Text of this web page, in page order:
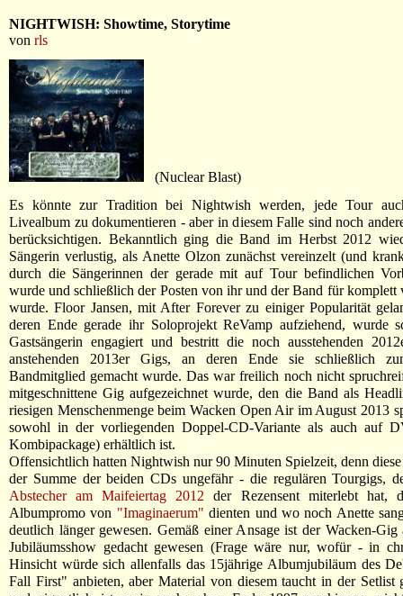
NIGHTWISH: Showtime, Storytime
von rls
(Nuclear Blast)
Es könnte zur Tradition bei Nightwish werden, jede Tour
Livealbum zu dokumentieren - aber in diesem Falle sind noch
berücksichtigen. Bekanntlich ging die Band im Herbst 2012
Sängerin verlustig, als Anette Olzon zunächst vereinzelt (und
durch die Sängerinnen der gerade mit auf Tour befindlichen
wurde und schließlich der Posten von ihr und der Band für komplett
wurde. Floor Jansen, mit After Forever zu einiger Popularität
deren Ende gerade ihr Soloprojekt ReVamp aufziehend, wurde
Gastsängerin engagiert und bestritt die noch ausstehenden
anstehenden 2013er Gigs, an deren Ende sie schließlich
Bandmitglied gemacht wurde. Das war freilich noch nicht
mitgeschnittene Gig aufgezeichnet wurde, den die Band als
riesigen Menschenmenge beim Wacken Open Air im August 2013
sowohl in der vorliegenden Doppel-CD-Variante als auch auf
Kombipackage) erhältlich ist.
Offensichtlich hatten Nightwish nur 90 Minuten Spielzeit, denn
der Summe der beiden CDs ungefähr - die regulären Tourgigs,
Abstecher am Maifeiertag 2012 der Rezensent miterlebt hat,
Albumpromo von "Imaginaerum" dienten und wo noch Anette
deutlich länger gewesen. Gemäß einer Ansage ist der Wacken-Gig
Jubiläumsshow gedacht gewesen (Frage wäre nur, wofür - in
Hinsicht würde sich allenfalls das 15jährige Albumjubiläum des
Fall First" anbieten, aber Material von diesem taucht in der Setlist